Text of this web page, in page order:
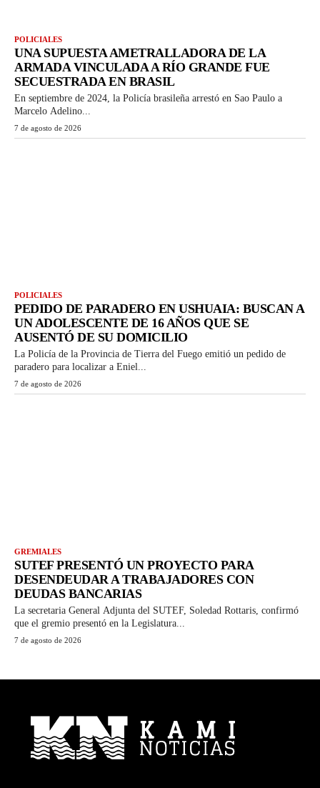
POLICIALES
UNA SUPUESTA AMETRALLADORA DE LA
ARMADA VINCULADA A RÍO GRANDE FUE
SECUESTRADA EN BRASIL
En septiembre de 2024, la Policía brasileña arrestó en Sao Paulo a
Marcelo Adelino...
7 de agosto de 2026
POLICIALES
PEDIDO DE PARADERO EN USHUAIA: BUSCAN A
UN ADOLESCENTE DE 16 AÑOS QUE SE
AUSENTÓ DE SU DOMICILIO
La Policía de la Provincia de Tierra del Fuego emitió un pedido de
paradero para localizar a Eniel...
7 de agosto de 2026
GREMIALES
SUTEF PRESENTÓ UN PROYECTO PARA
DESENDEUDAR A TRABAJADORES CON
DEUDAS BANCARIAS
La secretaria General Adjunta del SUTEF, Soledad Rottaris, confirmó
que el gremio presentó en la Legislatura...
7 de agosto de 2026